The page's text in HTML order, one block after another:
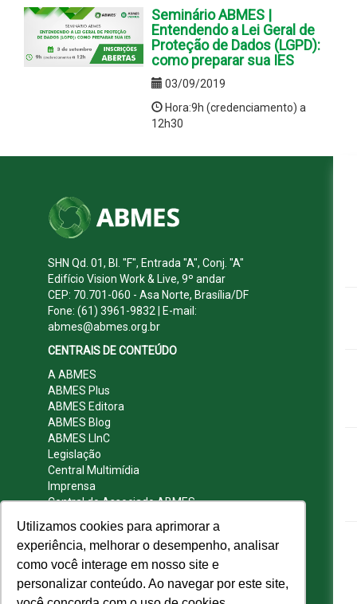
Utilizamos cookies para aprimorar a
experiência, melhorar o desempenho, analisar
como você interage em nosso site e
personalizar conteúdo. Ao navegar por este site,
Seminário ABMES |
Entendendo a Lei Geral de
Proteção de Dados (LGPD):
como preparar sua IES
03/09/2019
Hora:9h (credenciamento) a
12h30
SHN Qd. 01, Bl. "F", Entrada "A", Conj. "A"
Edifício Vision Work & Live, 9º andar
CEP: 70.701-060 - Asa Norte, Brasília/DF
Fone: (61) 3961-9832 | E-mail:
abmes@abmes.org.br
CENTRAIS DE CONTEÚDO
A ABMES
ABMES Plus
ABMES Editora
ABMES Blog
ABMES LInC
Legislação
Central Multimídia
Imprensa
Central do Associado ABMES
REDES SOCIAIS